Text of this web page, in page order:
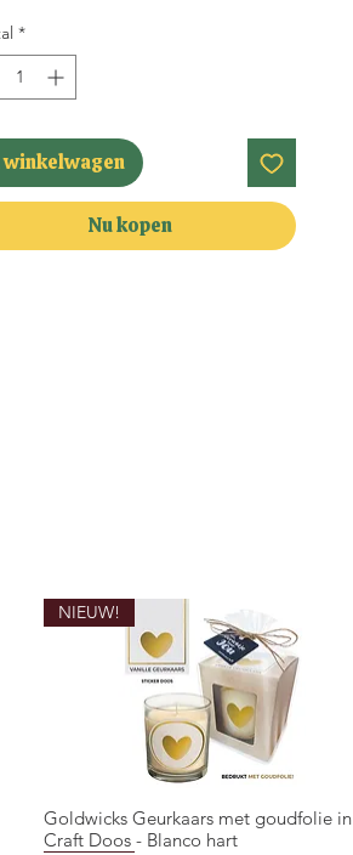
*
winkelwagen
Nu kopen
Snel overzicht
NIEUW!
Goldwicks Geurkaars met goudfolie in
Craft Doos - Blanco hart